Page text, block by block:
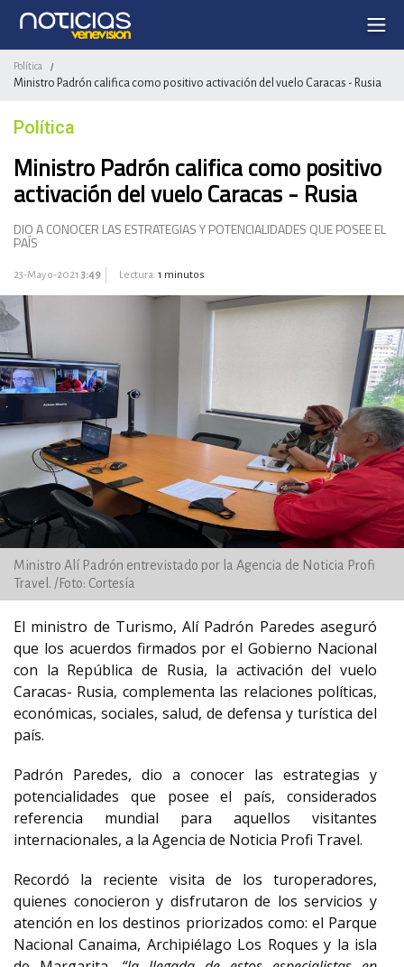
Política /
Ministro Padrón califica como positivo activación del vuelo Caracas - Rusia
Política
Ministro Padrón califica como positivo
activación del vuelo Caracas - Rusia
DIO A CONOCER LAS ESTRATEGIAS Y POTENCIALIDADES QUE POSEE EL
PAÍS
23-Mayo-2021 3:49 Lectura: 1 minutos
Ministro Alí Padrón entrevistado por la Agencia de Noticia Profi
Travel. /Foto: Cortesía
El ministro de Turismo, Alí Padrón Paredes aseguró
que los acuerdos firmados por el Gobierno Nacional
con la República de Rusia, la activación del vuelo
Caracas- Rusia, complementa las relaciones políticas,
económicas, sociales, salud, de defensa y turística del
país.
Padrón Paredes, dio a conocer las estrategias y
potencialidades que posee el país, considerados
referencia mundial para aquellos visitantes
internacionales, a la Agencia de Noticia Profi Travel.
Recordó la reciente visita de los turoperadores,
quienes conocieron y disfrutaron de los servicios y
atención en los destinos priorizados como: el Parque
Nacional Canaima, Archipiélago Los Roques y la isla